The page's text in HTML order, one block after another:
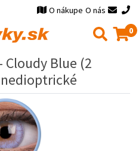
O nákupe O nás
0
Cloudy Blue (2